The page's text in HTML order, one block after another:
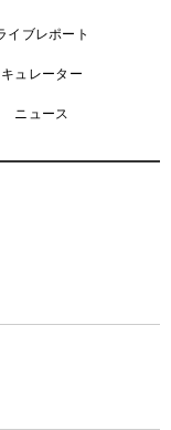
イブレポート
キュレーター
ニュース